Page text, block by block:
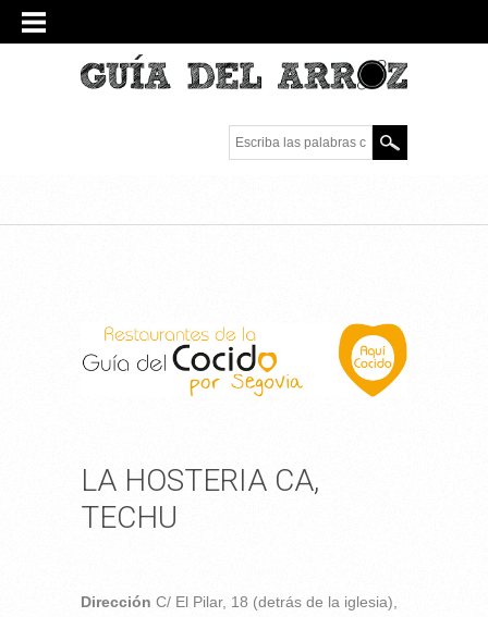
Escriba las palabras
clave.
LA HOSTERIA CA,
TECHU
Dirección C/ El Pilar, 18 (detrás de la iglesia),